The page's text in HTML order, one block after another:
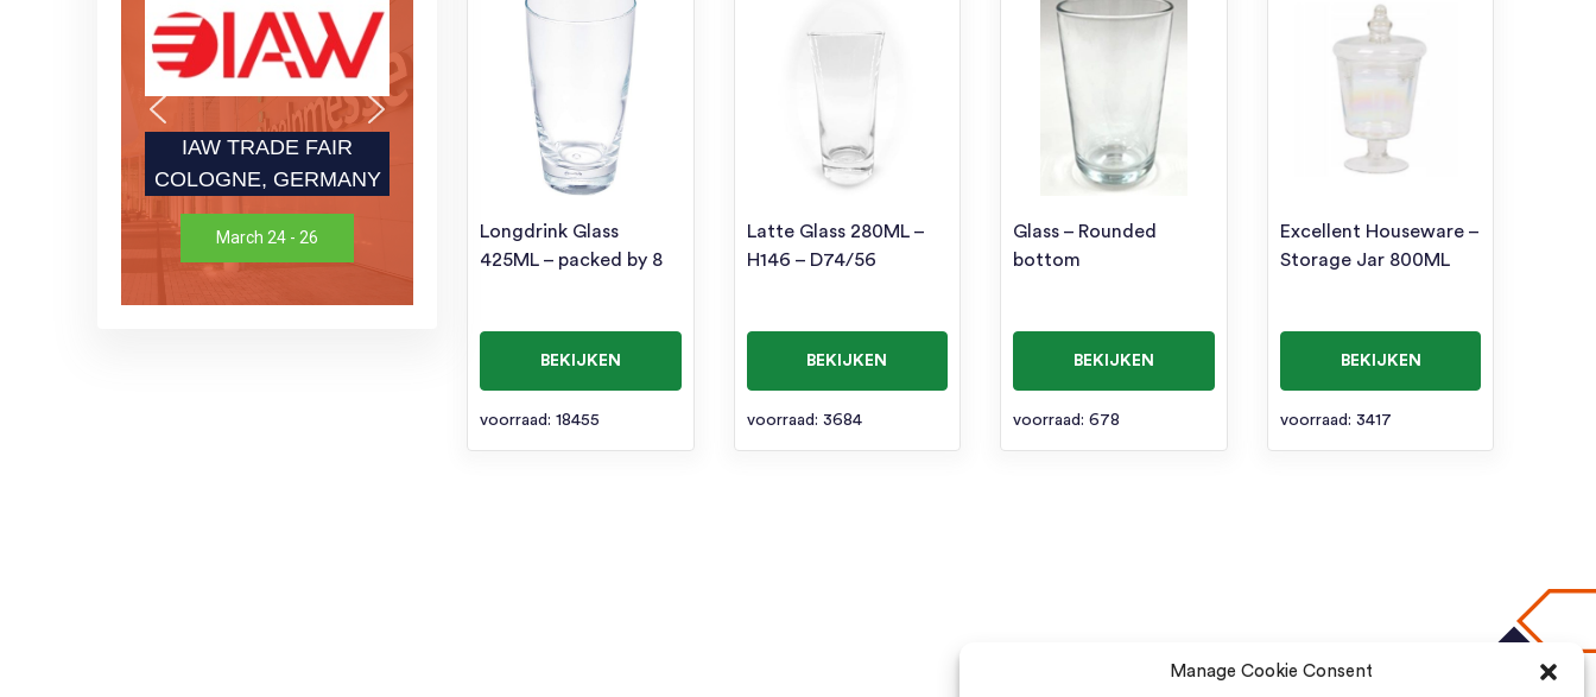
Manage Cookie Consent
IAW TRADE FAIR
COLOGNE, GERMANY
March 24 - 26
Longdrink Glass
425ML – packed by 8
BEKIJKEN
voorraad: 18455
Latte Glass 280ML –
H146 – D74/56
BEKIJKEN
voorraad: 3684
Glass – Rounded
bottom
BEKIJKEN
voorraad: 678
Excellent Houseware –
Storage Jar 800ML
BEKIJKEN
voorraad: 3417